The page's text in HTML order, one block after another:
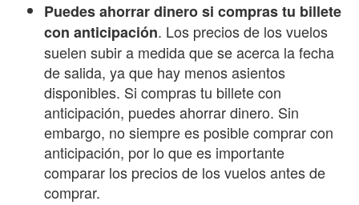
Puedes ahorrar dinero si compras tu billete
con anticipación. Los precios de los vuelos
suelen subir a medida que se acerca la fecha
de salida, ya que hay menos asientos
disponibles. Si compras tu billete con
anticipación, puedes ahorrar dinero. Sin
embargo, no siempre es posible comprar con
anticipación, por lo que es importante
comparar los precios de los vuelos antes de
comprar.